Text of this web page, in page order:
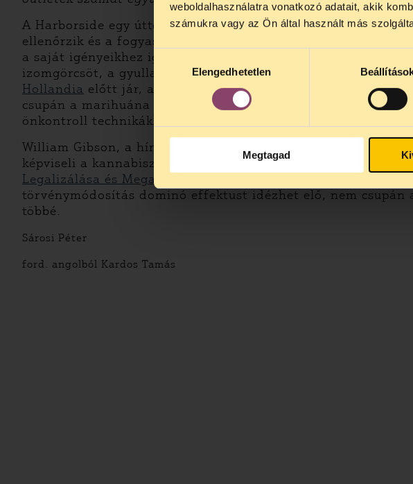
weboldalhasználatra vonatkozó adatait, akik
számukra vagy az Ön által használt más
Hozzájárulás
kiválasztásaElengedhetetlen
Megtagad
A Harborside egy úttörő vállalkozás, amely kikövezi az utat
ellenőrzik és a fogyasztók jogait védik. A Harborside-ban
a saját igényeikhez igazíthatják a THC tartalmat és más
izomgörcsöt, a gyulladást, az szorongást és a hányingert,
Hollandia előtt jár, ahol az embereknek elképzelésük sincs
csupán a marihuána értékesítéséről szól, hanem holisztikus
önkontroll technikákkal.
William Gibson, a híres sci-fi író szerint a jövő már itt van,
képviseli a kannabiszpiac jövőjét? Ma még nem tudjuk.
Legalizálása és Megadóztatása 2010
), amely engedélyezné
törvénymódosítás dominó effektust idézhet elő, nem
többé.
Sárosi Péter
ford. angolból Kardos Tamás
augusztus 24 között szünetel
kedden, 13 és 15 óra között
alatt is elér minket.